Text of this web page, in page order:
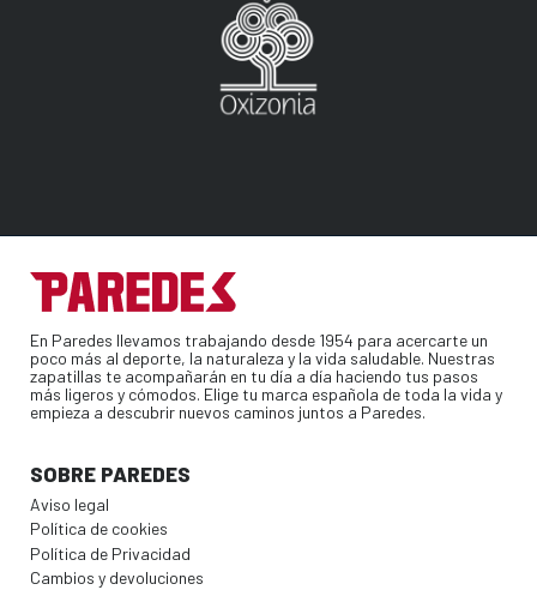
En Paredes llevamos trabajando desde 1954 para acercarte un
poco más al deporte, la naturaleza y la vida saludable. Nuestras
zapatillas te acompañarán en tu día a día haciendo tus pasos
más ligeros y cómodos. Elige tu marca española de toda la vida y
empieza a descubrir nuevos caminos juntos a Paredes.
SOBRE PAREDES
Aviso legal
Política de cookies
Política de Privacidad
Cambios y devoluciones